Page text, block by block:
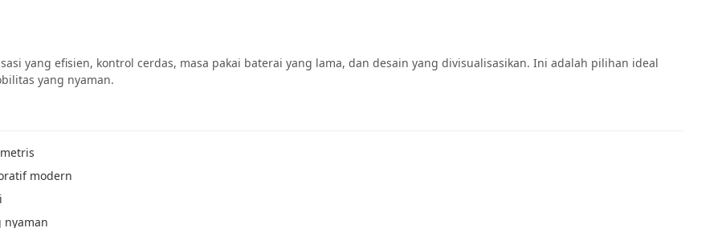
yang efisien, kontrol cerdas, masa pakai baterai yang lama, dan desain yang divisualisasikan. Ini adalah pilihan ideal
yang nyaman.
modern
nyaman